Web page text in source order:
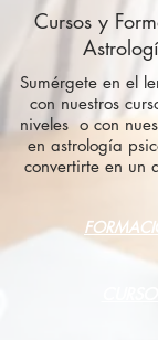
Cursos y
​Sumérgete en el
con nuestros
niveles o con
en astrología
convertirte en un